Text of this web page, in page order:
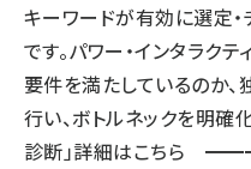
キーワードが有効に選定
です。パワー・インタラク
要件を満たしているのか
行い、ボトルネックを明
診断」詳細はこち